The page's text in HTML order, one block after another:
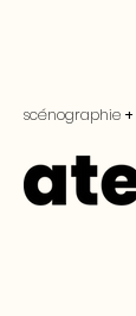
scénographie +